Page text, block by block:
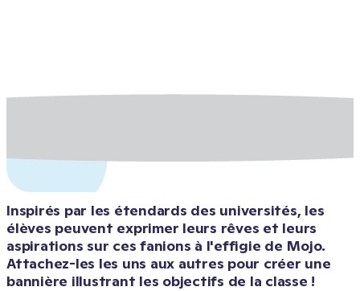
Inspirés par les étendards des universités, les
élèves peuvent exprimer leurs rêves et leurs
aspirations sur ces fanions à l'effigie de Mojo.
Attachez-les les uns aux autres pour créer une
bannière illustrant les objectifs de la classe !